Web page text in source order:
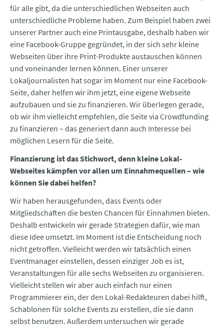
für alle gibt, da die unterschiedlichen Webseiten auch
unterschiedliche Probleme haben. Zum Beispiel haben zwei
unserer Partner auch eine Printausgabe, deshalb haben wir
eine Facebook-Gruppe gegründet, in der sich sehr kleine
Webseiten über ihre Print-Produkte austauschen können
und voneinander lernen können. Einer unserer
Lokaljournalisten hat sogar im Moment nur eine Facebook-
Seite, daher helfen wir ihm jetzt, eine eigene Webseite
aufzubauen und sie zu finanzieren. Wir überlegen gerade,
ob wir ihm vielleicht empfehlen, die Seite via Crowdfunding
zu finanzieren – das generiert dann auch Interesse bei
möglichen Lesern für die Seite.
Finanzierung ist das Stichwort, denn kleine Lokal-
Webseites kämpfen vor allen um Einnahmequellen – wie
können Sie dabei helfen?
Wir haben herausgefunden, dass Events oder
Mitgliedschaften die besten Chancen für Einnahmen bieten.
Deshalb entwickeln wir gerade Strategien dafür, wie man
diese Idee umsetzt. Im Moment ist die Entscheidung noch
nicht getroffen. Vielleicht werden wir tatsächlich einen
Eventmanager einstellen, dessen einziger Job es ist,
Veranstaltungen für alle sechs Webseiten zu organisieren.
Vielleicht stellen wir aber auch einfach nur einen
Programmierer ein, der den Lokal-Redakteuren dabei hilft,
Schablonen für solche Events zu erstellen, die sie dann
selbst benutzen. Außerdem untersuchen wir gerade